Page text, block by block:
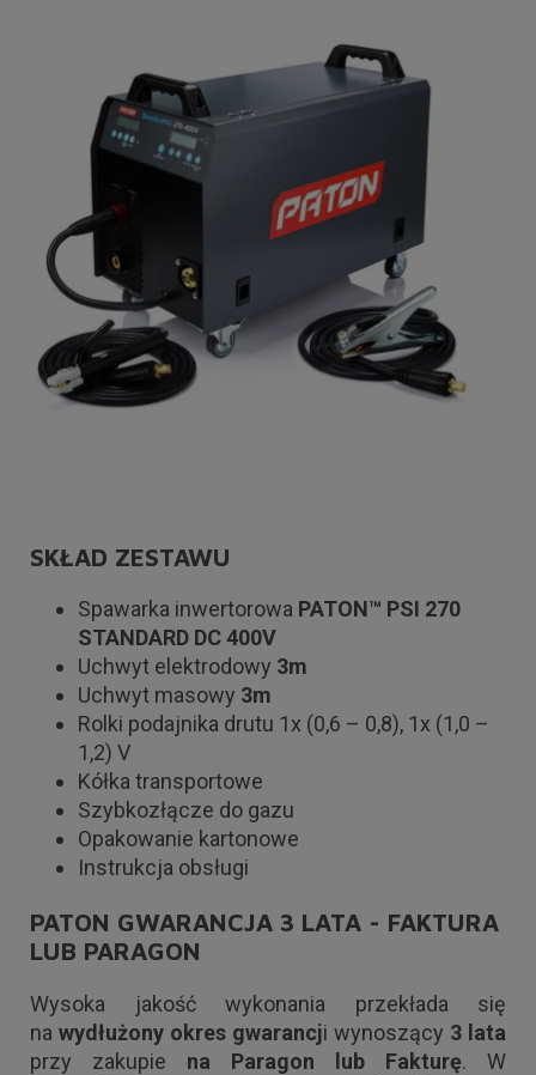
SKŁAD ZESTAWU
Spawarka inwertorowa PATON™ PSI 270
STANDARD DC 400V
Uchwyt elektrodowy 3m
Uchwyt masowy 3m
Rolki podajnika drutu 1x (0,6 – 0,8), 1x (1,0 –
1,2) V
Kółka transportowe
Szybkozłącze do gazu
Opakowanie kartonowe
Instrukcja obsługi
PATON GWARANCJA 3 LATA - FAKTURA
LUB PARAGON
Wysoka jakość wykonania przekłada się
na wydłużony okres gwarancji wynoszący 3 lata
przy zakupie na Paragon lub Fakturę. W